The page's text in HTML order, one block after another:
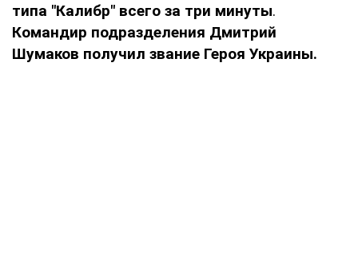
типа "Калибр" всего за три минуты.
Командир подразделения Дмитрий
Шумаков получил звание Героя Украины.